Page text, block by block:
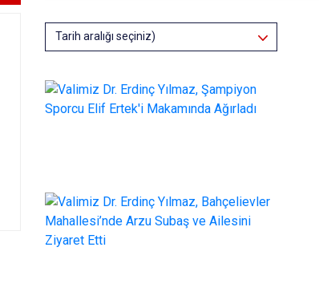
Tarih aralığı seçiniz)